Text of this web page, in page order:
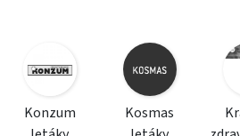
Konzum
Kosmas